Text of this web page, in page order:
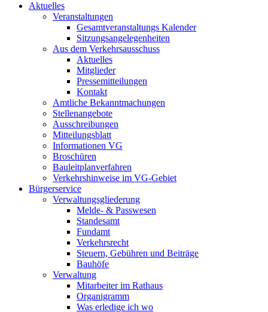
Aktuelles
Veranstaltungen
Gesamtveranstaltungs Kalender
Sitzungsangelegenheiten
Aus dem Verkehrsausschuss
Aktuelles
Mitglieder
Pressemitteilungen
Kontakt
Amtliche Bekanntmachungen
Stellenangebote
Ausschreibungen
Mitteilungsblatt
Informationen VG
Broschüren
Bauleitplanverfahren
Verkehrshinweise im VG-Gebiet
Bürgerservice
Verwaltungsgliederung
Melde- & Passwesen
Standesamt
Fundamt
Verkehrsrecht
Steuern, Gebühren und Beiträge
Bauhöfe
Verwaltung
Mitarbeiter im Rathaus
Organigramm
Was erledige ich wo